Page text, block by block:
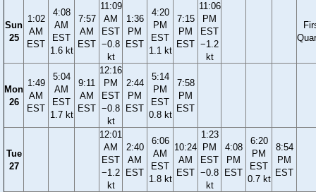
Sun
25
1:02
AM
EST
4:08
AM
EST
1.6 kt
7:57
AM
EST
11:09
AM
EST
−0.8
kt
1:36
PM
EST
4:20
PM
EST
1.1 kt
7:15
PM
EST
11:06
PM
EST
−1.2
kt
Mon
26
1:49
AM
EST
5:04
AM
EST
1.7 kt
9:11
AM
EST
12:16
PM
EST
−0.8
kt
2:44
PM
EST
5:14
PM
EST
0.8 kt
7:58
PM
EST
Tue
27
12:01
AM
EST
−1.2
kt
2:40
AM
EST
6:06
AM
EST
1.8 kt
10:24
AM
EST
1:23
PM
EST
−0.8
kt
4:08
PM
EST
6:20
PM
EST
0.7 kt
8:54
PM
EST